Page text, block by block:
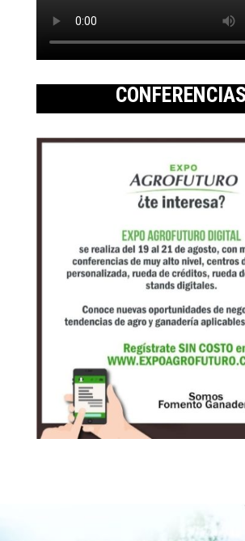
CONFERENCIAS